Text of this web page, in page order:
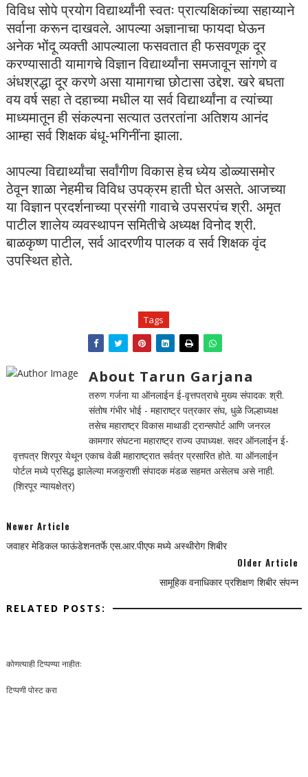
विविध सोपे प्रयोग विद्यार्थ्यांनी स्वतः प्रात्यक्षिकांच्या सहाय्याने
सर्वाना करून दाखवले. आपल्या अज्ञानाचा फायदा घेऊन
अनेक भोंदू व्यक्ती आपल्याला फसवतात ही फसवणूक दूर
करण्यासाठी यामागचे विज्ञान विद्यार्थ्यांना समजावून सांगणे व
अंधश्रद्धा दूर करणे असा यामागचा छोटासा उद्देश. खरे बघता
वय वर्ष सहा ते दहाच्या मधील या सर्व विद्यार्थ्यांना व त्यांच्या
माध्यमातून ही संकल्पना सत्यात उतरतांना अतिशय आनंद
आम्हा सर्व शिक्षक बंधू-भगिनींना झाला.
आपल्या विद्यार्थ्यांचा सर्वांगीण विकास हेच ध्येय डोळ्यासमोर
ठेवून शाळा नेहमीच विविध उपक्रम हाती घेत असते. आजच्या
या विज्ञान प्रदर्शनाच्या प्रसंगी गावाचे उपसरपंच श्री. अमृत
पाटील शालेय व्यवस्थापन समितीचे अध्यक्ष विनोद श्री.
बाळकृष्ण पाटील, सर्व आदरणीय पालक व सर्व शिक्षक वृंद
उपस्थित होते.
Tags
About Tarun Garjana
तरुण गर्जना या ऑनलाईन ई-वृत्तपत्राचे मुख्य संपादक: श्री.
संतोष गंभीर भोई - महाराष्ट्र पत्रकार संघ, धुळे जिल्हाध्यक्ष
तसेच महाराष्ट्र विकास माथाडी ट्रान्सपोर्ट आणि जनरल
कामगार संघटना महाराष्ट्र राज्य उपाध्यक्ष. सदर ऑनलाईन ई-
वृत्तपत्र शिरपूर येथून एकाच वेळी महाराष्ट्रात सर्वत्र प्रसारित होते. या ऑनलाईन
पोर्टल मध्ये प्रसिद्ध झालेल्या मजकुराशी संपादक मंडळ सहमत असेलच असे नाही.
(शिरपूर न्यायक्षेत्र)
Newer Article
जवाहर मेडिकल फाऊंडेशनतर्फे एस.आर.पीएफ मध्ये अस्थीरोग शिबीर
Older Article
सामूहिक वनाधिकार प्रशिक्षण शिबीर संपन्न
RELATED POSTS:
कोणत्याही टिप्पण्‍या नाहीत:
टिप्पणी पोस्ट करा